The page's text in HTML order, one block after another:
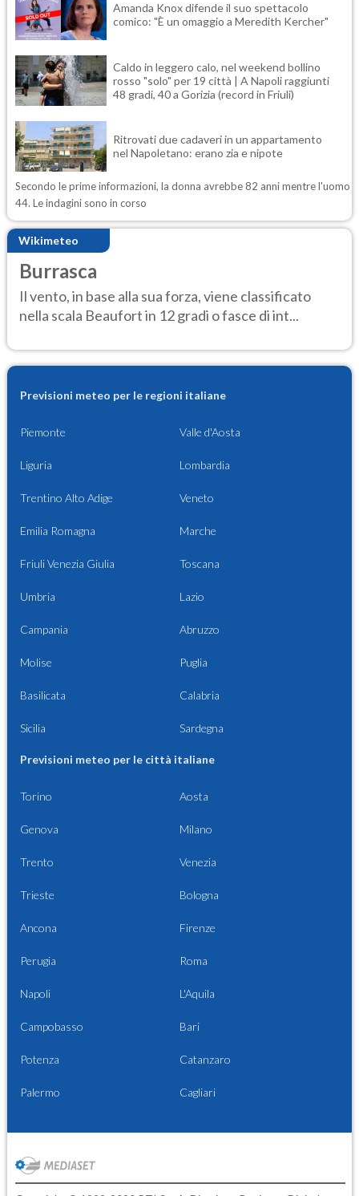
Amanda Knox difende il suo spettacolo
comico: "È un omaggio a Meredith Kercher"
Caldo in leggero calo, nel weekend bollino
rosso "solo" per 19 città | A Napoli raggiunti
48 gradi, 40 a Gorizia (record in Friuli)
Ritrovati due cadaveri in un appartamento
nel Napoletano: erano zia e nipote
Secondo le prime informazioni, la donna avrebbe 82 anni mentre l'uomo
44. Le indagini sono in corso
Wikimeteo
Burrasca
Il vento, in base alla sua forza, viene classificato
nella scala Beaufort in 12 gradi o fasce di int...
Previsioni meteo per le regioni italiane
Piemonte Valle d'Aosta
Liguria Lombardia
Trentino Alto Adige Veneto
Emilia Romagna Marche
Friuli Venezia Giulia Toscana
Umbria Lazio
Campania Abruzzo
Molise Puglia
Basilicata Calabria
Sicilia Sardegna
Previsioni meteo per le città italiane
Torino Aosta
Genova Milano
Trento Venezia
Trieste Bologna
Ancona Firenze
Perugia Roma
Napoli L'Aquila
Campobasso Bari
Potenza Catanzaro
Palermo Cagliari